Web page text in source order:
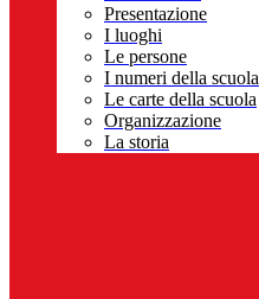
Presentazione
I luoghi
Le persone
I numeri della scuola
Le carte della scuola
Organizzazione
La storia